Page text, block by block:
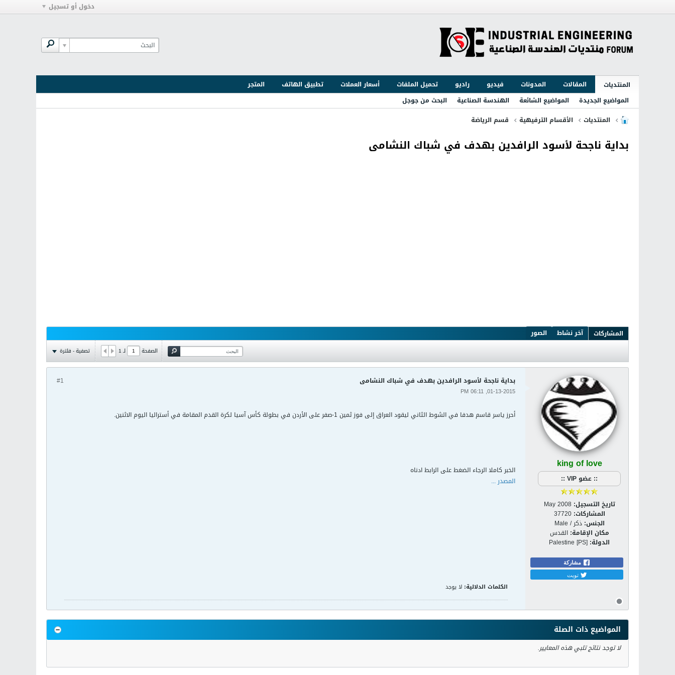
دخول أو تسجيل
المنتديات المقالات المدونات فيديو راديو تحميل الملفات أسعار العملات تطبيق الهاتف
المتجر
المواضيع الجديدة
المواضيع الشائعة الهندسة الصناعية
البحث من جوجل
المنتديات
الأقسام الترفيهية قسم الرياضة
بداية ناجحة لأسود الرافدين بهدف في شباك النشامى
المشاركات آخر نشاط الصور
الصفحة لـ1 تصفية - فلترة
king of love
:: عضو VIP ::
تاريخ التسجيل: May 2008
المشاركات: 37720
الجنس: ذكر / Male
مكان الإقامة: القدس
الدولة: Palestine [PS]
مشاركة
تويت
#1 بداية ناجحة لأسود الرافدين بهدف في شباك النشامى
01-13-2015, 06:11 PM
أحرز ياسر قاسم هدفا في الشوط الثاني ليقود العراق إلى فوز ثمين 1-صفر على الأردن في بطولة كأس آسيا لكرة القدم المقامة في أستراليا اليوم الاثنين.
الخبر كاملا الرجاء الضغط على الرابط ادناه
المصدر ...
الكلمات الدلالية: لا يوجد
المواضيع ذات الصلة
لا توجد نتائج تلبي هذه المعايير.